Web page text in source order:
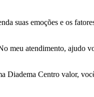
suas emoções e os
meu atendimento, ajudo
Centro valor,